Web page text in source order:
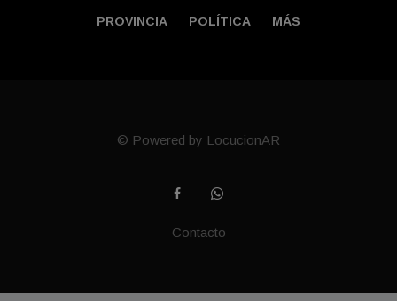
PROVINCIA POLÍTICA MÁS
© Powered by LocucionAR
Contacto